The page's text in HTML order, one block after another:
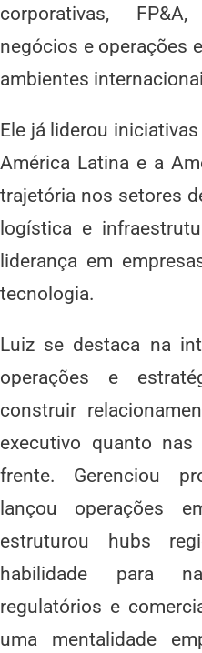
corporativas,
negócios e operações
ambientes
Ele já liderou
América Latina e a
trajetória nos setores
logística e
liderança em
tecnologia.
Luiz se destaca na
operações e
construir
executivo quanto
frente. Gerenciou
lançou operações
estruturou hubs
habilidade para
regulatórios e
uma mentalidade